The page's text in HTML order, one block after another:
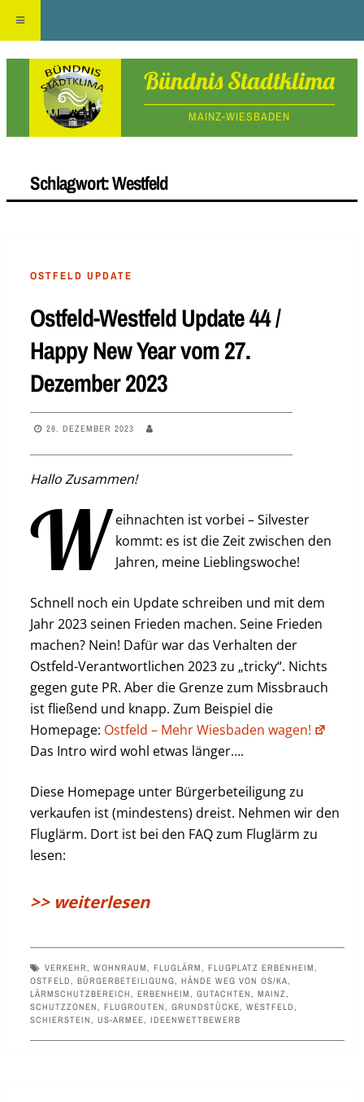
Bündnis Stadtklima
MAINZ-WIESBADEN
Schlagwort:Westfeld
OSTFELD UPDATE
Ostfeld-Westfeld Update 44 /
Happy New Year vom 27.
Dezember 2023
28. DEZEMBER 2023
Hallo Zusammen!
W eihnachten ist vorbei – Silvester
kommt: es ist die Zeit zwischen den
Jahren, meine Lieblingswoche!
Schnell noch ein Update schreiben und mit dem
Jahr 2023 seinen Frieden machen. Seine Frieden
machen? Nein! Dafür war das Verhalten der
Ostfeld-Verantwortlichen 2023 zu „tricky“. Nichts
gegen gute PR. Aber die Grenze zum Missbrauch
ist fließend und knapp. Zum Beispiel die
Homepage: Ostfeld – Mehr Wiesbaden wagen!
Das Intro wird wohl etwas länger….
Diese Homepage unter Bürgerbeteiligung zu
verkaufen ist (mindestens) dreist. Nehmen wir den
Fluglärm. Dort ist bei den FAQ zum Fluglärm zu
lesen:
>> weiterlesen
VERKEHR, WOHNRAUM, FLUGLÄRM, FLUGPLATZ ERBENHEIM,
OSTFELD, BÜRGERBETEILIGUNG, HÄNDE WEG VON OS/KA,
LÄRMSCHUTZBEREICH, ERBENHEIM, GUTACHTEN, MAINZ,
SCHUTZZONEN, FLUGROUTEN, GRUNDSTÜCKE, WESTFELD,
SCHIERSTEIN, US-ARMEE, IDEENWETTBEWERB